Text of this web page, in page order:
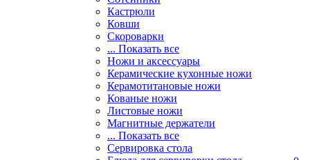
Кастрюли
Ковши
Скороварки
... Показать все
Ножи и аксессуары
Керамические кухонные ножи
Керамотитановые ножи
Кованые ножи
Листовые ножи
Магнитные держатели
... Показать все
Сервировка стола